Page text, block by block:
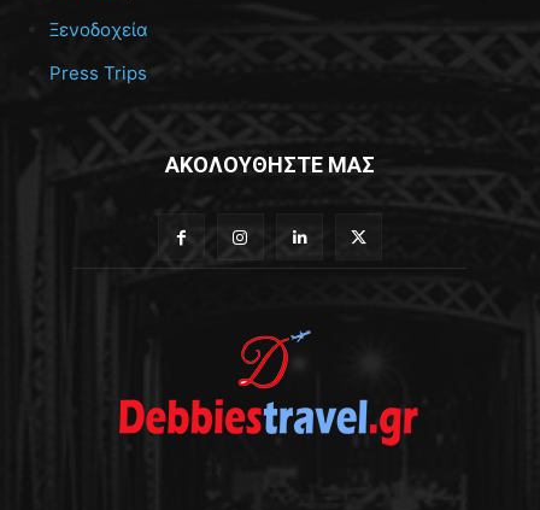
Ξενοδοχεία
Press Trips
ΑΚΟΛΟΥΘΗΣΤΕ ΜΑΣ